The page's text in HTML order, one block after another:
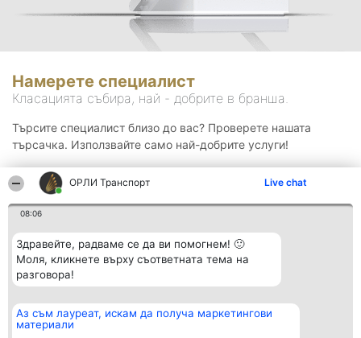
ОРЛИ Транспорт Live chat
08:06
Здравейте, радваме се да ви помогнем! 🙂
Моля, кликнете върху съответната тема на
разговора!
Аз съм лауреат, искам да получа маркетингови
материали
Намерете специалист
Класацията събира, най - добрите в бранша.
Търсите специалист близо до вас? Проверете нашата
търсачка. Използвайте само най-добрите услуги!
Организатор на
класиране
Класация Контакти